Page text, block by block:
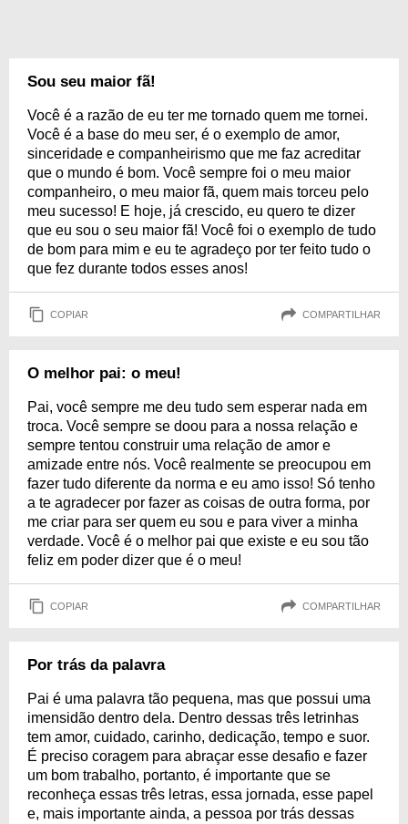
Sou seu maior fã!
Você é a razão de eu ter me tornado quem me tornei.
Você é a base do meu ser, é o exemplo de amor,
sinceridade e companheirismo que me faz acreditar
que o mundo é bom. Você sempre foi o meu maior
companheiro, o meu maior fã, quem mais torceu pelo
meu sucesso! E hoje, já crescido, eu quero te dizer
que eu sou o seu maior fã! Você foi o exemplo de tudo
de bom para mim e eu te agradeço por ter feito tudo o
que fez durante todos esses anos!
COPIAR COMPARTILHAR
O melhor pai: o meu!
Pai, você sempre me deu tudo sem esperar nada em
troca. Você sempre se doou para a nossa relação e
sempre tentou construir uma relação de amor e
amizade entre nós. Você realmente se preocupou em
fazer tudo diferente da norma e eu amo isso! Só tenho
a te agradecer por fazer as coisas de outra forma, por
me criar para ser quem eu sou e para viver a minha
verdade. Você é o melhor pai que existe e eu sou tão
feliz em poder dizer que é o meu!
COPIAR COMPARTILHAR
Por trás da palavra
Pai é uma palavra tão pequena, mas que possui uma
imensidão dentro dela. Dentro dessas três letrinhas
tem amor, cuidado, carinho, dedicação, tempo e suor.
É preciso coragem para abraçar esse desafio e fazer
um bom trabalho, portanto, é importante que se
reconheça essas três letras, essa jornada, esse papel
e, mais importante ainda, a pessoa por trás dessas